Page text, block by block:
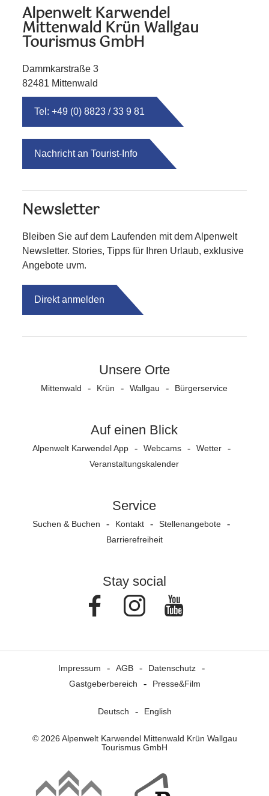
Alpenwelt Karwendel
Mittenwald Krün Wallgau
Tourismus GmbH
Dammkarstraße 3
82481 Mittenwald
Tel: +49 (0) 8823 / 33 9 81
Nachricht an Tourist-Info
Newsletter
Bleiben Sie auf dem Laufenden mit dem Alpenwelt
Newsletter. Stories, Tipps für Ihren Urlaub, exklusive
Angebote uvm.
Direkt anmelden
Unsere Orte
Mittenwald Krün Wallgau Bürgerservice
Auf einen Blick
Alpenwelt Karwendel App Webcams
Wetter
Veranstaltungs­kalender
Service
Suchen & Buchen Kontakt
Stellenangebote
Barrierefreiheit
Stay social
FacebookInstagram
Impressum AGB
Datenschutz
Gastgeberbereich
Presse&Film
Deutsch English
© 2026 Alpenwelt Karwendel Mittenwald Krün Wallgau
Tourismus GmbH